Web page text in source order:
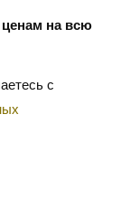
на всю
с